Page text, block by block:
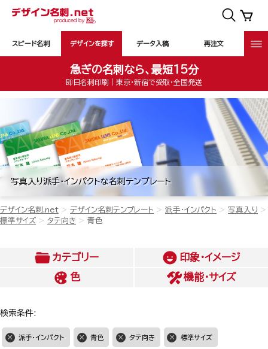
スピード名刺 デザインを探す データ入稿 再注文
急ぎの名刺なら、最短15分
即日名刺印刷｜東京・新宿で受取・全国発送
写真入り派手・インパクトな名刺テンプレート
デザイン名刺.net デザイン名刺テンプレート 派手・インパクト
写真入り
標準サイズ
タテ向き 青色
カテゴリー
印象・イメージ
色
機能・サイズ
検索条件:
派手・インパクト 青色 タテ向き 標準サイズ